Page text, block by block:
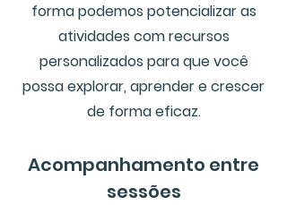
forma podemos potencializar as
atividades com recursos
personalizados para que você
possa explorar, aprender e crescer
de forma eficaz.
Acompanhamento entre
sessões